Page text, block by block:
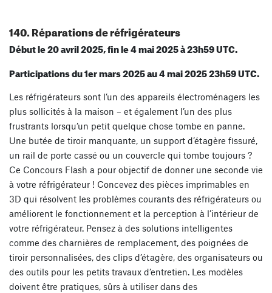
140. Réparations de réfrigérateurs
Début le 20 avril 2025, fin le 4 mai 2025 à 23h59 UTC.
Participations du 1er mars 2025 au 4 mai 2025 23h59 UTC.
Les réfrigérateurs sont l’un des appareils électroménagers les
plus sollicités à la maison – et également l’un des plus
frustrants lorsqu’un petit quelque chose tombe en panne.
Une butée de tiroir manquante, un support d’étagère fissuré,
un rail de porte cassé ou un couvercle qui tombe toujours ?
Ce Concours Flash a pour objectif de donner une seconde vie
à votre réfrigérateur ! Concevez des pièces imprimables en
3D qui résolvent les problèmes courants des réfrigérateurs ou
améliorent le fonctionnement et la perception à l’intérieur de
votre réfrigérateur. Pensez à des solutions intelligentes
comme des charnières de remplacement, des poignées de
tiroir personnalisées, des clips d’étagère, des organisateurs ou
des outils pour les petits travaux d’entretien. Les modèles
doivent être pratiques, sûrs à utiliser dans des